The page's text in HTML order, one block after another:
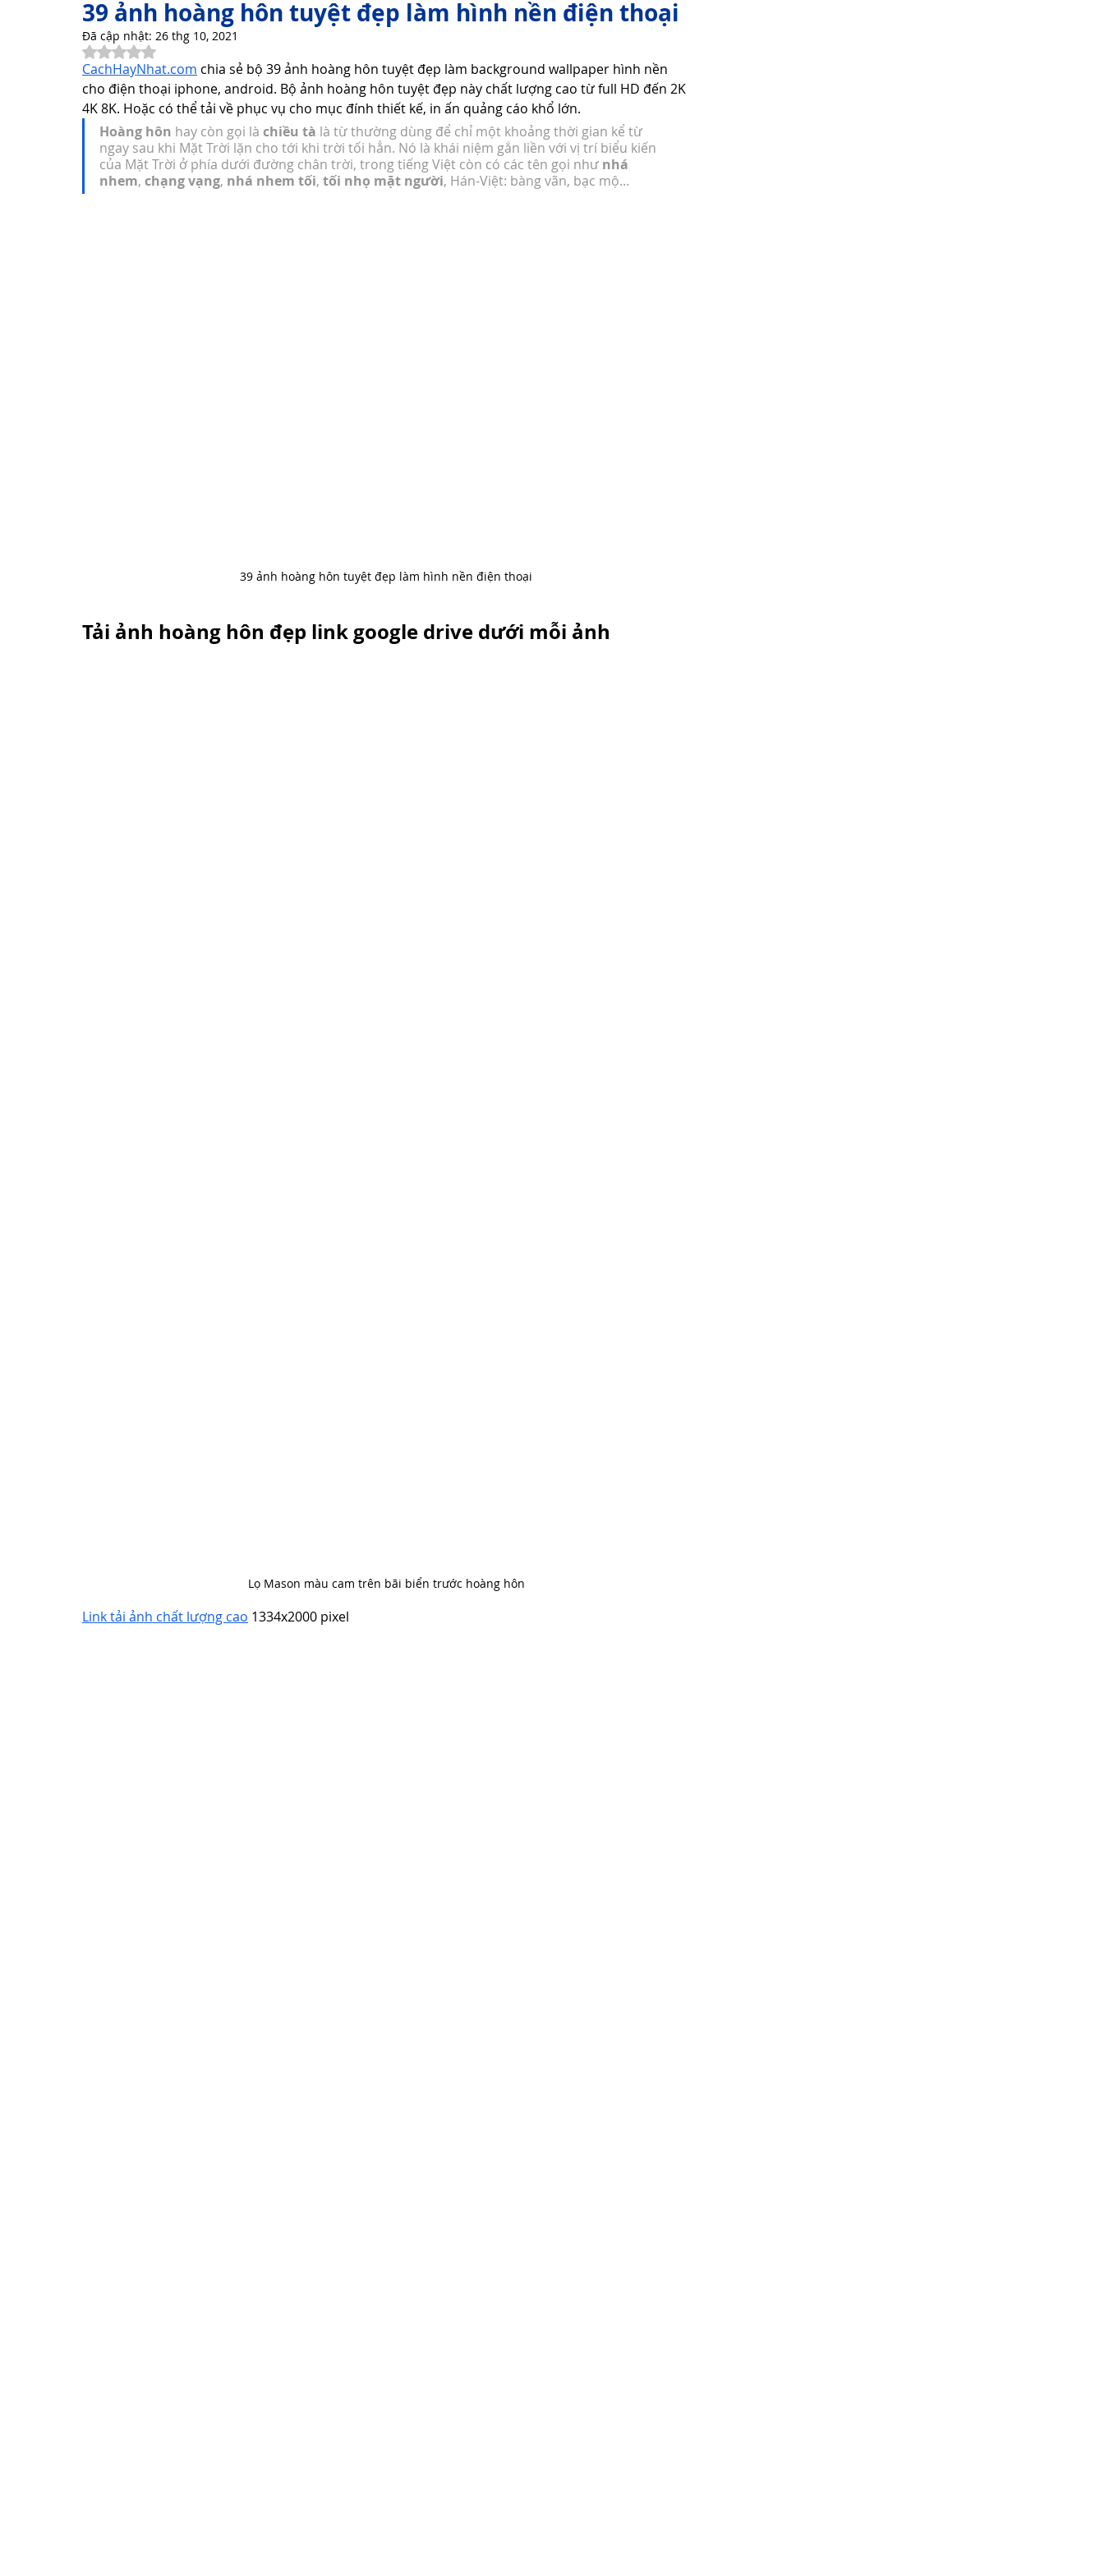
Thơ Hay Thơ Vui Lời Hay Ý Đẹp Vì Sao, Tại Sao? Tử Vi - Phong Thủy - Tâm Linh Phong Tục Tập Quán
Sức Khỏe Cách Làm Hay Khám Phá Cuộc Sống Công nghệ Thiết Bị Số
Công Nghệ Thông Tin Khám Phá Công Nghệ Thủ Thuật Tiện Ích Phần Mềm - Ứng Dụng
39 ảnh hoàng hôn tuyệt đẹp làm hình nền điện thoại
Đã cập nhật: 26 thg 10, 2021
Đã xếp hạng NaN/5 sao.
CachHayNhat.com chia sẻ bộ 39 ảnh hoàng hôn tuyệt đẹp làm background wallpaper hình nền
cho điện thoại iphone, android. Bộ ảnh hoàng hôn tuyệt đẹp này chất lượng cao từ full HD đến 2K
4K 8K. Hoặc có thể tải về phục vụ cho mục đính thiết kế, in ấn quảng cáo khổ lớn.
Hoàng hôn hay còn gọi là chiều tà là từ thường dùng để chỉ một khoảng thời gian kể từ
ngay sau khi Mặt Trời lặn cho tới khi trời tối hẳn. Nó là khái niệm gắn liền với vị trí biểu kiến
của Mặt Trời ở phía dưới đường chân trời, trong tiếng Việt còn có các tên gọi như nhá
nhem, chạng vạng, nhá nhem tối, tối nhọ mặt người, Hán-Việt: bàng vãn, bạc mộ...
39 ảnh hoàng hôn tuyệt đẹp làm hình nền điện thoại
Tải ảnh hoàng hôn đẹp link google drive dưới mỗi ảnh
Lọ Mason màu cam trên bãi biển trước hoàng hôn
Link tải ảnh chất lượng cao 1334x2000 pixel